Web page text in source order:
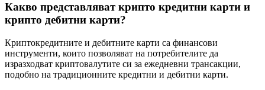
Какво представляват крипто кредитни карти и
крипто дебитни карти?
Криптокредитните и дебитните карти са финансови
инструменти, които позволяват на потребителите да
изразходват криптовалутите си за ежедневни трансакции,
подобно на традиционните кредитни и дебитни карти.